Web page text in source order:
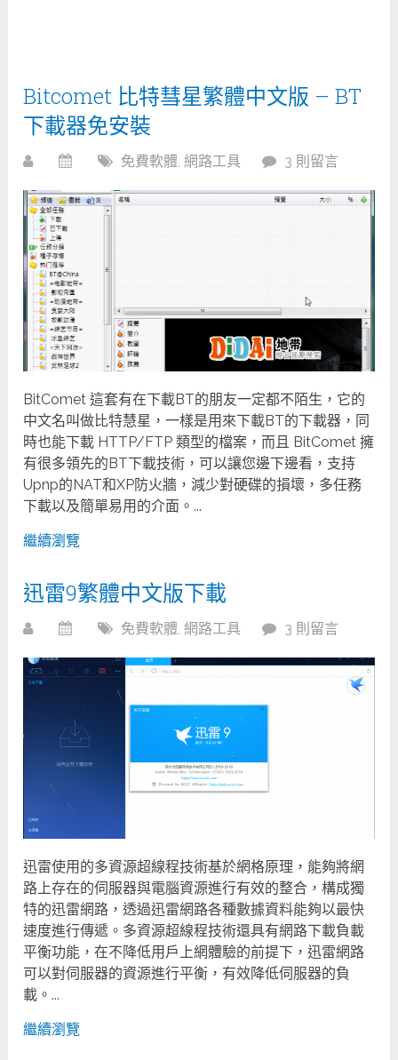
Bitcomet 比特彗星繁體中文版 – BT
下載器免安裝
免費軟體, 網路工具 3 則留言
BitComet 這套有在下載BT的朋友一定都不陌生，它的
中文名叫做比特慧星，一樣是用來下載BT的下載器，同
時也能下載 HTTP/FTP 類型的檔案，而且 BitComet 擁
有很多領先的BT下載技術，可以讓您邊下邊看，支持
Upnp的NAT和XP防火牆，減少對硬碟的損壞，多任務
下載以及簡單易用的介面。...
繼續瀏覽
迅雷9繁體中文版下載
免費軟體, 網路工具 3 則留言
迅雷使用的多資源超線程技術基於網格原理，能夠將網
路上存在的伺服器與電腦資源進行有效的整合，構成獨
特的迅雷網路，透過迅雷網路各種數據資料能夠以最快
速度進行傳遞。多資源超線程技術還具有網路下載負載
平衡功能，在不降低用戶上網體驗的前提下，迅雷網路
可以對伺服器的資源進行平衡，有效降低伺服器的負
載。...
繼續瀏覽